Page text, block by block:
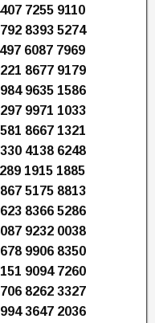
7255 9110
8393 5274
6087 7969
8677 9179
9635 1586
9971 1033
8667 1321
4138 6248
1915 1885
5175 8813
8366 5286
9232 0038
9906 8350
9094 7260
8262 3327
3647 2036